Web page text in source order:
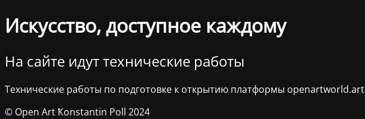
Искусство, доступное каждому
На сайте идут технические работы
Технические работы по подготовке к открытию платформы openartworld.art
© Open Art Ҟonstantin Poll 2024